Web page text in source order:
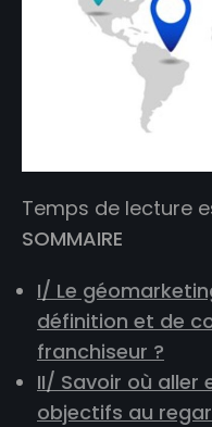
Temps de lecture
SOMMAIRE
I/ Le
définition et de
franchiseur ?
II/ Savoir où aller
objectifs au